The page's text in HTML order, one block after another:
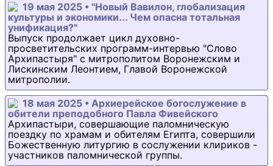
19 мая 2025 • "Новый Вавилон, глобализация
культуры и экономики... Чем опасна тотальная
унификация?"
Выпуск продолжает цикл духовно-
просветительских программ-интервью "Слово
Архипастыря" с митрополитом Воронежским и
Лискинским Леонтием, Главой Воронежской
митрополии.
18 мая 2025 • Архиерейское богослужение в
обители преподобного Павла Фивейского
Архипастыри, совершающие паломническую
поездку по храмам и обителям Египта, совершили
Божественную литургию в сослужении клириков -
участников паломнической группы.